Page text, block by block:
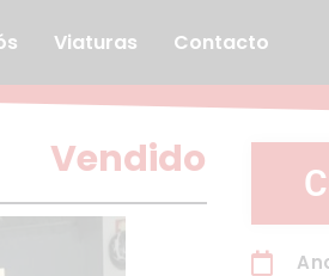
Viaturas Contacto
Vendido